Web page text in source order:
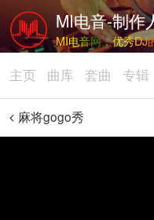
MI电音-制作
MI电音网，优秀DJ
主页 曲库 套曲 专辑
麻将gogo秀